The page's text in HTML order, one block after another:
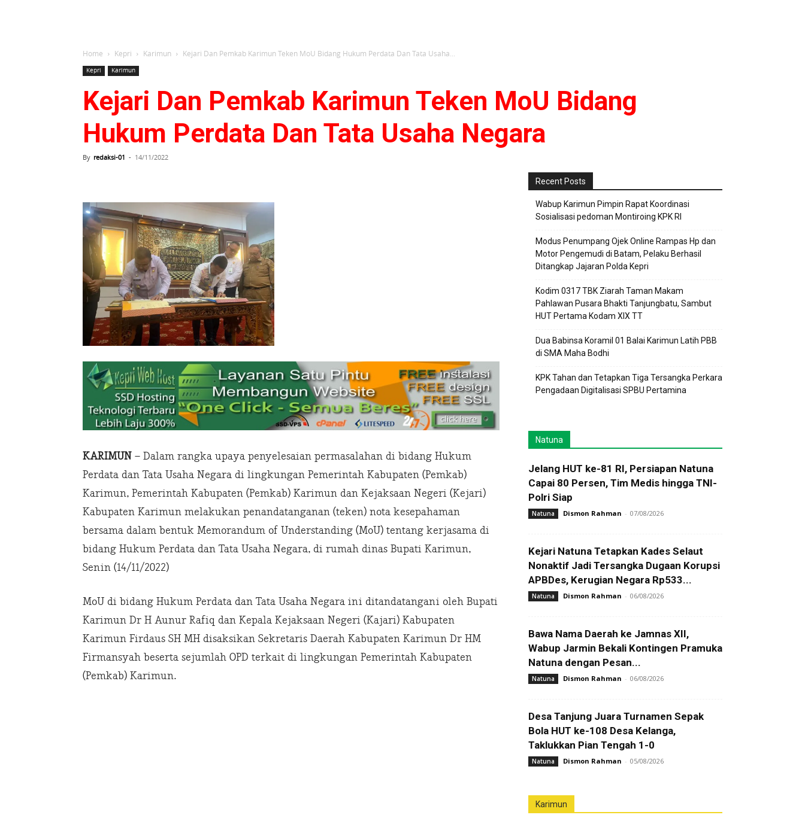
Home Kepri Karimun Kejari Dan Pemkab Karimun Teken MoU Bidang Hukum Perdata Dan Tata Usaha...
Kepri Karimun
Kejari Dan Pemkab Karimun Teken MoU Bidang
Hukum Perdata Dan Tata Usaha Negara
By redaksi-01 - 14/11/2022
KARIMUN – Dalam rangka upaya penyelesaian permasalahan di bidang Hukum
Perdata dan Tata Usaha Negara di lingkungan Pemerintah Kabupaten (Pemkab)
Karimun, Pemerintah Kabupaten (Pemkab) Karimun dan Kejaksaan Negeri (Kejari)
Kabupaten Karimun melakukan penandatanganan (teken) nota kesepahaman
bersama dalam bentuk Memorandum of Understanding (MoU) tentang kerjasama di
bidang Hukum Perdata dan Tata Usaha Negara, di rumah dinas Bupati Karimun,
Senin (14/11/2022)
MoU di bidang Hukum Perdata dan Tata Usaha Negara ini ditandatangani oleh Bupati
Karimun Dr H Aunur Rafiq dan Kepala Kejaksaan Negeri (Kajari) Kabupaten
Karimun Firdaus SH MH disaksikan Sekretaris Daerah Kabupaten Karimun Dr HM
Firmansyah beserta sejumlah OPD terkait di lingkungan Pemerintah Kabupaten
(Pemkab) Karimun.
Recent Posts
Wabup Karimun Pimpin Rapat Koordinasi
Sosialisasi pedoman Montiroing KPK RI
Modus Penumpang Ojek Online Rampas Hp dan
Motor Pengemudi di Batam, Pelaku Berhasil
Ditangkap Jajaran Polda Kepri
Kodim 0317 TBK Ziarah Taman Makam
Pahlawan Pusara Bhakti Tanjungbatu, Sambut
HUT Pertama Kodam XIX TT
Dua Babinsa Koramil 01 Balai Karimun Latih PBB
di SMA Maha Bodhi
KPK Tahan dan Tetapkan Tiga Tersangka Perkara
Pengadaan Digitalisasi SPBU Pertamina
Natuna
Jelang HUT ke-81 RI, Persiapan Natuna
Capai 80 Persen, Tim Medis hingga TNI-
Polri Siap
Natuna Dismon Rahman - 07/08/2026
Kejari Natuna Tetapkan Kades Selaut
Nonaktif Jadi Tersangka Dugaan Korupsi
APBDes, Kerugian Negara Rp533...
Natuna Dismon Rahman - 06/08/2026
Bawa Nama Daerah ke Jamnas XII,
Wabup Jarmin Bekali Kontingen Pramuka
Natuna dengan Pesan...
Natuna Dismon Rahman - 06/08/2026
Desa Tanjung Juara Turnamen Sepak
Bola HUT ke-108 Desa Kelanga,
Taklukkan Pian Tengah 1-0
Natuna Dismon Rahman - 05/08/2026
Karimun